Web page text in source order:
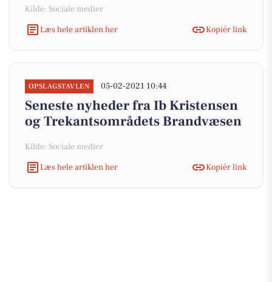
Kilde: Sociale medier
Læs hele artiklen her
Kopiér link
OPSLAGSTAVLEN 05-02-2021 10:44
Seneste nyheder fra Ib Kristensen
og Trekantsområdets Brandvæsen
Kilde: Sociale medier
Læs hele artiklen her
Kopiér link